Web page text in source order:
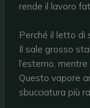
rende il lavoro
Perché il letto di
Il sale grosso
l’esterno,
Questo vapore
sbucciatura più